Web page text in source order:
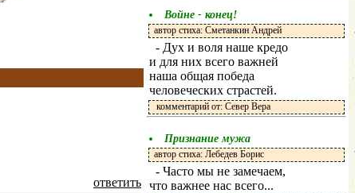
ответить
Войне - конец!
автор стиха: Сметанкин Андрей
- Дух и воля наше кредо
и для них всего важней
наша общая победа
человеческих страстей.
комментарий от: Север Вера
Признание мужа
автор стиха: Лебедев Борис
- Часто мы не замечаем,
что важнее нас всего...